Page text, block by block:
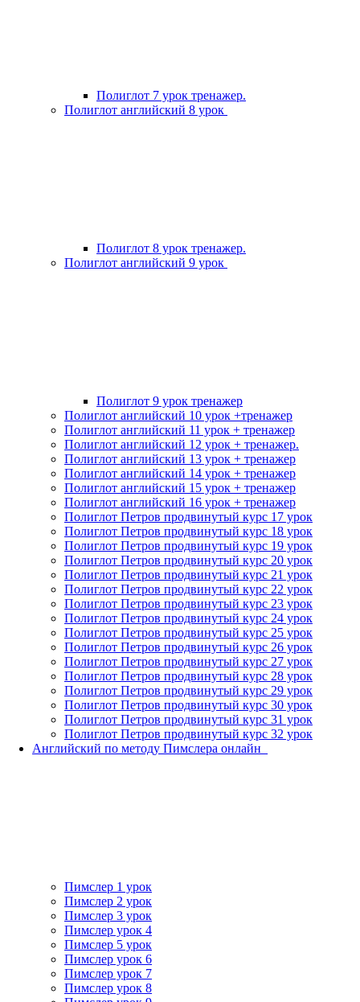
Полиглот 7 урок тренажер.
Полиглот английский 8 урок
Полиглот 8 урок тренажер.
Полиглот английский 9 урок
Полиглот 9 урок тренажер
Полиглот английский 10 урок +тренажер
Полиглот английский 11 урок + тренажер
Полиглот английский 12 урок + тренажер.
Полиглот английский 13 урок + тренажер
Полиглот английский 14 урок + тренажер
Полиглот английский 15 урок + тренажер
Полиглот английский 16 урок + тренажер
Полиглот Петров продвинутый курс 17 урок
Полиглот Петров продвинутый курс 18 урок
Полиглот Петров продвинутый курс 19 урок
Полиглот Петров продвинутый курс 20 урок
Полиглот Петров продвинутый курс 21 урок
Полиглот Петров продвинутый курс 22 урок
Полиглот Петров продвинутый курс 23 урок
Полиглот Петров продвинутый курс 24 урок
Полиглот Петров продвинутый курс 25 урок
Полиглот Петров продвинутый курс 26 урок
Полиглот Петров продвинутый курс 27 урок
Полиглот Петров продвинутый курс 28 урок
Полиглот Петров продвинутый курс 29 урок
Полиглот Петров продвинутый курс 30 урок
Полиглот Петров продвинутый курс 31 урок
Полиглот Петров продвинутый курс 32 урок
Английский по методу Пимслера онлайн_
Пимслер 1 урок
Пимслер 2 урок
Пимслер 3 урок
Пимслер урок 4
Пимслер 5 урок
Пимслер урок 6
Пимслер урок 7
Пимслер урок 8